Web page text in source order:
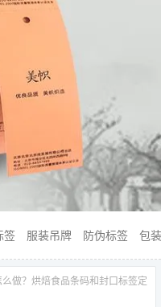
签 服装吊牌 防伪标签 包
做？烘焙食品条码和封口标签定